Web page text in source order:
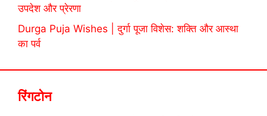
उपदेश और प्रेरणा
Durga Puja Wishes | दुर्गा पूजा विशेस: शक्ति और आस्था
का पर्व
रिंगटोन